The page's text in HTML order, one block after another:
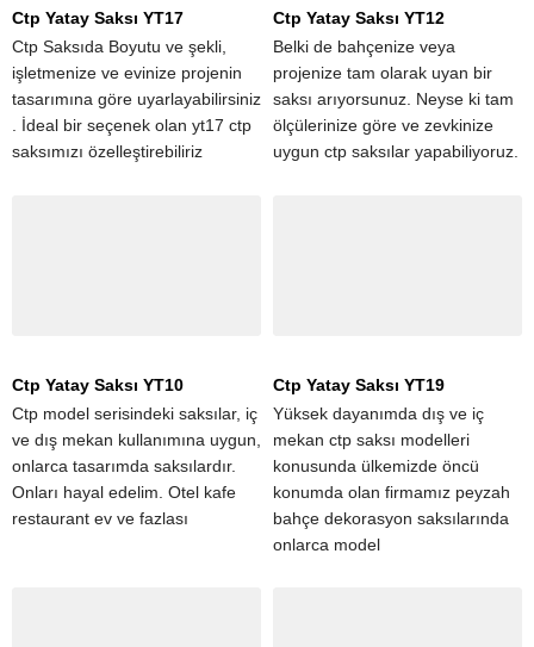
Ctp Yatay Saksı YT17
Ctp Saksıda Boyutu ve şekli,
işletmenize ve evinize projenin
tasarımına göre uyarlayabilirsiniz
. İdeal bir seçenek olan yt17 ctp
saksımızı özelleştirebiliriz
Ctp Yatay Saksı YT12
Belki de bahçenize veya
projenize tam olarak uyan bir
saksı arıyorsunuz. Neyse ki tam
ölçülerinize göre ve zevkinize
uygun ctp saksılar yapabiliyoruz.
Ctp Yatay Saksı YT10
Ctp model serisindeki saksılar, iç
ve dış mekan kullanımına uygun,
onlarca tasarımda saksılardır.
Onları hayal edelim. Otel kafe
restaurant ev ve fazlası
Ctp Yatay Saksı YT19
Yüksek dayanımda dış ve iç
mekan ctp saksı modelleri
konusunda ülkemizde öncü
konumda olan firmamız peyzah
bahçe dekorasyon saksılarında
onlarca model